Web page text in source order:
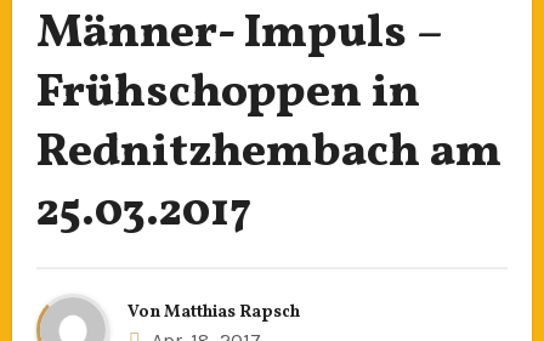
Männer- Impuls –
Frühschoppen in
Rednitzhembach am
25.03.2017
VonMatthias Rapsch